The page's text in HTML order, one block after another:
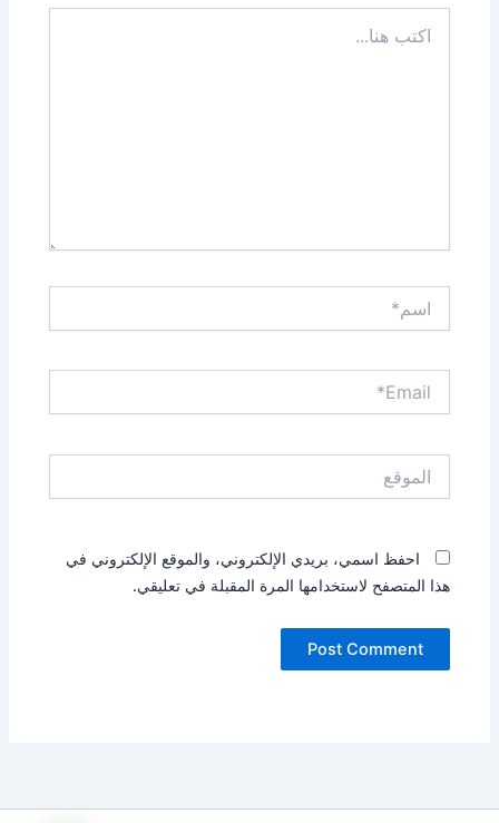
هنا...
احفظ اسمي، بريدي الإلكتروني، والموقع الإلكتروني في
هذا المتصفح لاستخدامها المرة المقبلة في تعليقي.